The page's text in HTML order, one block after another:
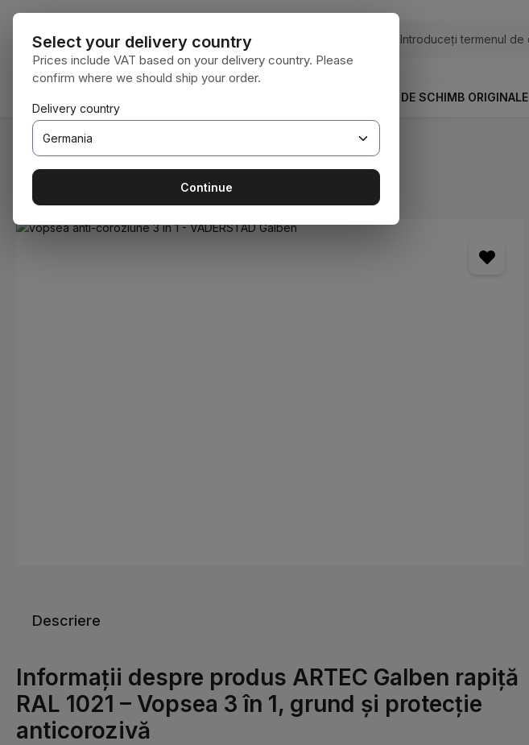
la conținutul principal
Sari la căutare
Sari la navigarea principală
PIESE DE SCHIMB ORIGINALE
Sunteți aici: Acasă Consumabile Vopsele și lacuri
Sari peste galeria de imagini
Descriere
Informații despre produs ARTEC Galben rapiță
RAL 1021 – Vopsea 3 în 1, grund și protecție
anticorozivă
Select your delivery country
Prices include VAT based on your delivery country. Please
confirm where we should ship your order.
Delivery country
Continue